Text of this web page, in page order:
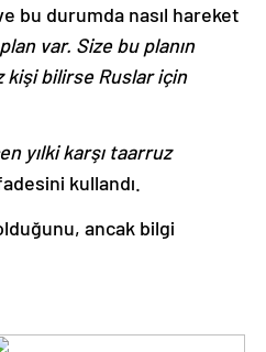
bu durumda nasıl hareket
var. Size bu planın
kişi bilirse Ruslar için
yılki karşı taarruz
kullandı.
ancak bilgi